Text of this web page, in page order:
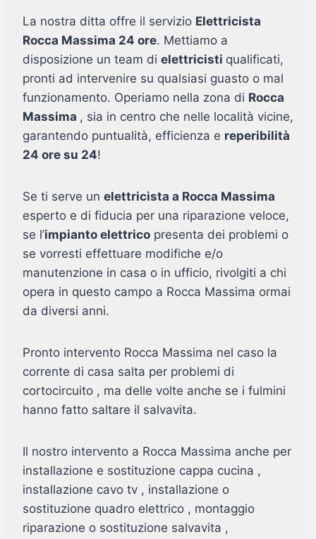
La nostra ditta offre il servizio Elettricista
Rocca Massima 24 ore. Mettiamo a
disposizione un team di elettricisti qualificati,
pronti ad intervenire su qualsiasi guasto o mal
funzionamento. Operiamo nella zona di Rocca
Massima , sia in centro che nelle località vicine,
garantendo puntualità, efficienza e reperibilità
24 ore su 24!
Se ti serve un elettricista a Rocca Massima
esperto e di fiducia per una riparazione veloce,
se l’impianto elettrico presenta dei problemi o
se vorresti effettuare modifiche e/o
manutenzione in casa o in ufficio, rivolgiti a chi
opera in questo campo a Rocca Massima ormai
da diversi anni.
Pronto intervento Rocca Massima nel caso la
corrente di casa salta per problemi di
cortocircuito , ma delle volte anche se i fulmini
hanno fatto saltare il salvavita.
Il nostro intervento a Rocca Massima anche per
installazione e sostituzione cappa cucina ,
installazione cavo tv , installazione o
sostituzione quadro elettrico , montaggio
riparazione o sostituzione salvavita ,